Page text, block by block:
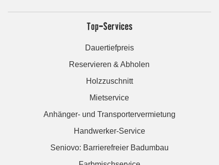
Top-Services
Dauertiefpreis
Reservieren & Abholen
Holzzuschnitt
Mietservice
Anhänger- und Transportervermietung
Handwerker-Service
Seniovo: Barrierefreier Badumbau